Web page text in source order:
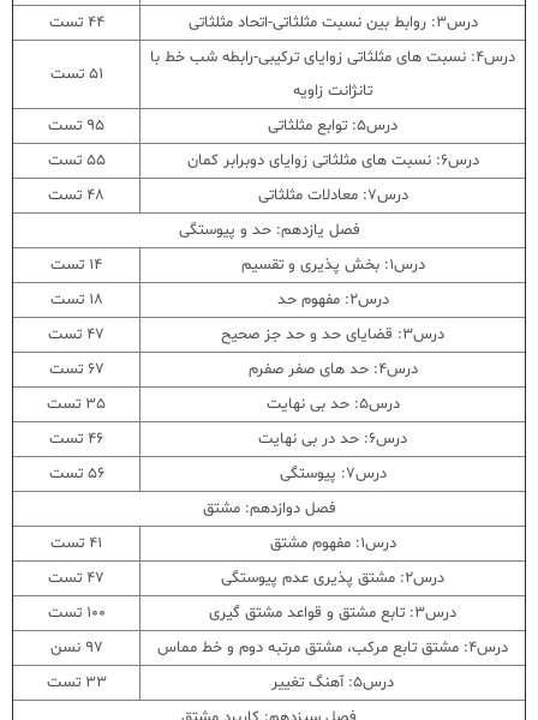
درس3: روابط بین نسبت مثلثاتی-اتحاد مثلثاتی
44 تست
درس4: نسبت های مثلثاتی زوایای ترکیبی-رابطه شب خط با
تانژانت زاویه
51 تست
درس5: توابع مثلثاتی
95 تست
درس6: نسبت های مثلثاتی زوایای دوبرابر کمان
55 تست
درس7: معادلات مثلثاتی
48 تست
فصل یازدهم: حد و پیوستگی
درس1: بخش پذیری و تقسیم
14 تست
درس2: مفهوم حد
18 تست
درس3: قضایای حد و حد جز صحیح
47 تست
درس4: حد های صفر صفرم
67 تست
درس5: حد بی نهایت
35 تست
درس6: حد در بی نهایت
46 تست
درس7: پیوستگی
56 تست
فصل دوازدهم: مشتق
درس1: مفهوم مشتق
41 تست
درس2: مشتق پذیری عدم پیوستگی
47 تست
درس3: تابع مشتق و قواعد مشتق گیری
100 تست
درس4: مشتق تابع مرکب، مشتق مرتبه دوم و خط مماس
97 نسن
درس5: آهنگ تغییر
33 تست